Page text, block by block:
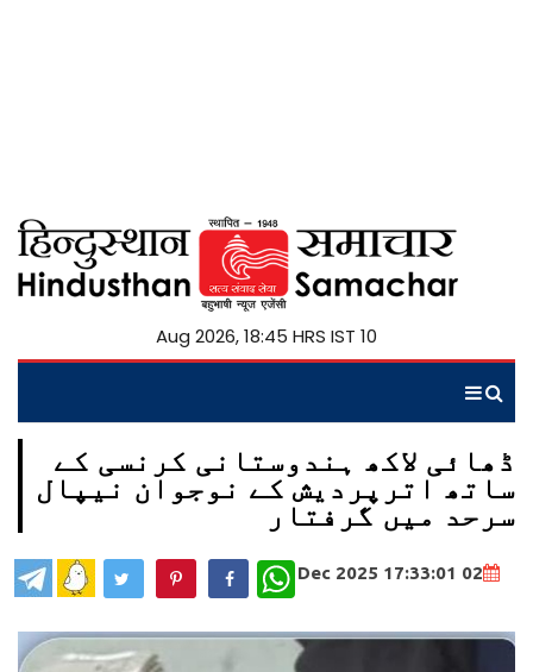
10 Aug 2026, 18:45 HRS IST
ڈھائی لاکھ ہندوستانی کرنسی کے
ساتھ اترپردیش کے نوجوان نیپال
سرحد میں گرفتار
02 Dec 2025 17:33:01
WhatsApp